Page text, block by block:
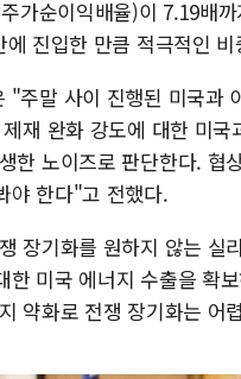
가순이익배율)이 7.19배
진입한 만큼 적극적인
"주말 사이 진행된 미국과
재 완화 강도에 대한 미
한 노이즈로 판단한다. 협
야 한다"고 전했다.
장기화를 원하지 않는
한 미국 에너지 수출을 확
약화로 전쟁 장기화는 어